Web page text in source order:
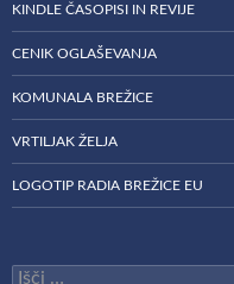
KINDLE ČASOPISI IN REVIJE
CENIK OGLAŠEVANJA
KOMUNALA BREŽICE
VRTILJAK ŽELJA
LOGOTIP RADIA BREŽICE EU
Išči: